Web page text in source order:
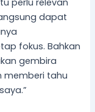
perlu relevan
dapat
fokus. Bahkan
gembira
memberi tahu